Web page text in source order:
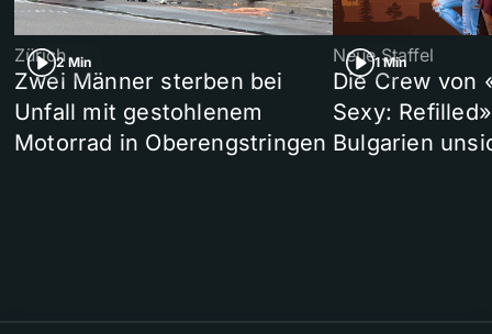
2 Min
Zürich
Zwei Männer sterben bei
Unfall mit gestohlenem
Motorrad in Oberengstringen
1 Min
Neue Staffel
Die Crew von
Sexy:
Bulgarien